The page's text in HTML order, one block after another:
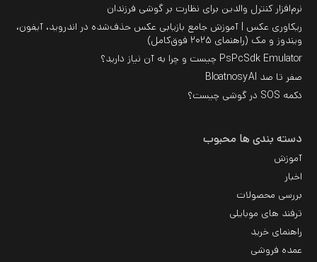
نرم‌افزار کنترل والدین برای نظارت بر گوشی فرزندان
ریکاوری عکس | آموزش جامع بازیابی عکس حذف‌شده در اندروید، آیفون،
ویندوز و مک (راهنمای ۲۰۲۵ فوق‌کامل)
PsPcSdk Emulator چیست و چرا به آن نیاز دارید؟
صفر تا صد BloatnosyAI
دکمه SOS در گوشی چیست؟
دسته بندی ها محبوب
آموزش
اخبار
بررسی محصولات
ترفند های موبایلی
راهنمای خرید
عمده فروشی